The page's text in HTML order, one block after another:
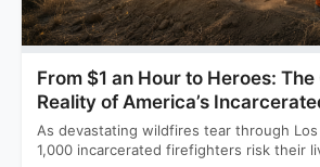
From $1 an Hour to Heroes:
Reality of America’s
As devastating wildfires tear through
1,000 incarcerated firefighters risk their